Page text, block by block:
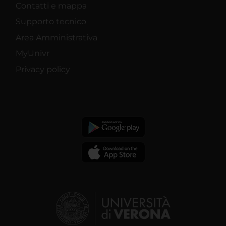
Contatti e mappa
Supporto tecnico
Area Amministrativa
MyUnivr
Privacy policy